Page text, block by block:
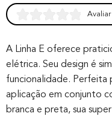
out of 0
based on
customer
rating
A Linha E oferece
elétrica. Seu design é
funcionalidade. Perfeita
aplicação em conjunto
branca e preta, sua